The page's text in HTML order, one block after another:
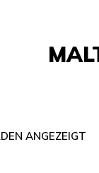
ANGEZEIGT